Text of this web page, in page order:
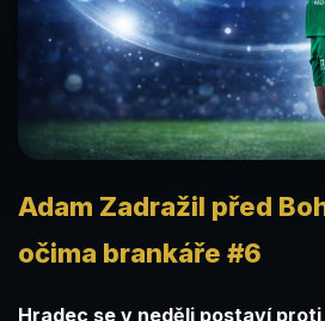
Adam Zadražil před
očima brankáře #6
Hradec se v neděli postaví proti